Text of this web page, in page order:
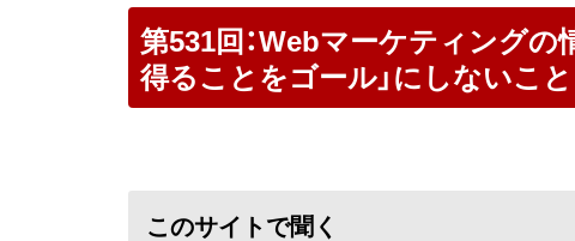
第531回：Webマーケティング
得ることをゴール」にしないこと
このサイトで聞く